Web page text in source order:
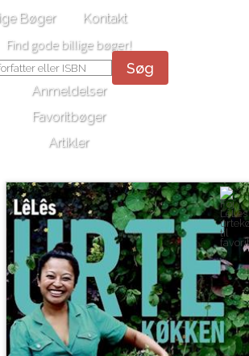
Bøger Kontakt
Find gode billige bøger!
Søg
Anmeldelser
Favoritbøger
Artikler